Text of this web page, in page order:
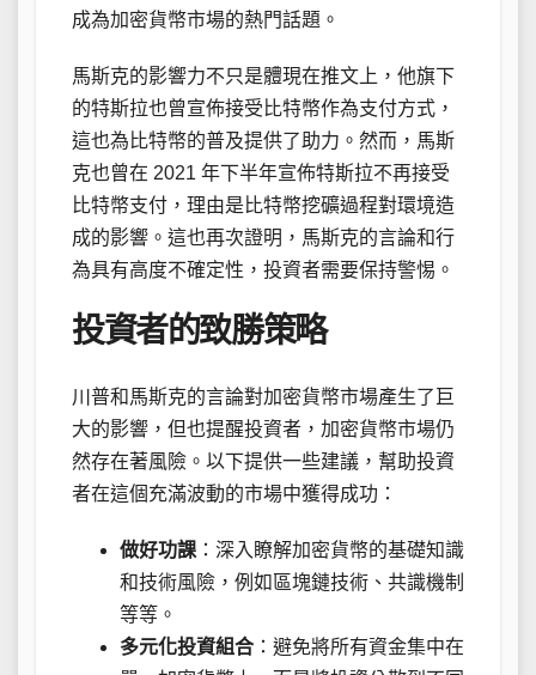
成為加密貨幣市場的熱門話題。
馬斯克的影響力不只是體現在推文上，他旗下
的特斯拉也曾宣佈接受比特幣作為支付方式，
這也為比特幣的普及提供了助力。然而，馬斯
克也曾在 2021 年下半年宣佈特斯拉不再接受
比特幣支付，理由是比特幣挖礦過程對環境造
成的影響。這也再次證明，馬斯克的言論和行
為具有高度不確定性，投資者需要保持警惕。
投資者的致勝策略
川普和馬斯克的言論對加密貨幣市場產生了巨
大的影響，但也提醒投資者，加密貨幣市場仍
然存在著風險。以下提供一些建議，幫助投資
者在這個充滿波動的市場中獲得成功：
做好功課 ：深入瞭解加密貨幣的基礎知識
和技術風險，例如區塊鏈技術、共識機制
等等。
多元化投資組合 ：避免將所有資金集中在